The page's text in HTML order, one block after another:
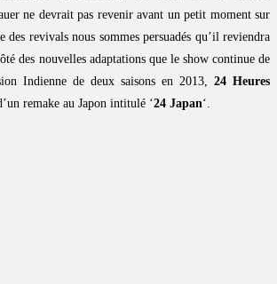
ne devrait pas revenir avant un petit moment sur
des revivals nous sommes persuadés qu’il reviendra
des nouvelles adaptations que le show continue de
Indienne de deux saisons en 2013, 24 Heures
remake au Japon intitulé ‘24 Japan‘.